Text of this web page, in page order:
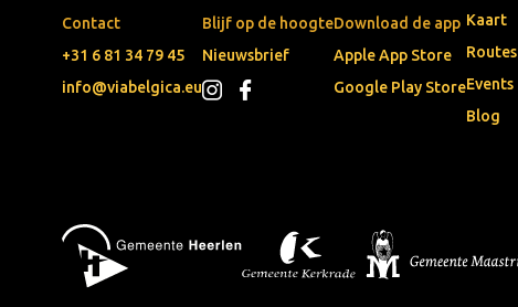
Contact
+31 6 81 34 79 45
info@viabelgica.eu
Blijf op de hoogte
Nieuwsbrief
Download de app
Apple App Store
Google Play Store
Kaart
Routes
Events
Blog